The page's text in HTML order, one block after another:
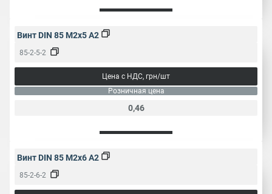
Винт DIN 85 M2x5 A2
85-2-5-2
Цена с НДС, грн/шт
Розничная цена
0,46
Винт DIN 85 M2x6 A2
85-2-6-2